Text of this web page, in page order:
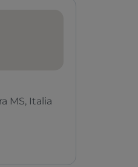
MS, Italia